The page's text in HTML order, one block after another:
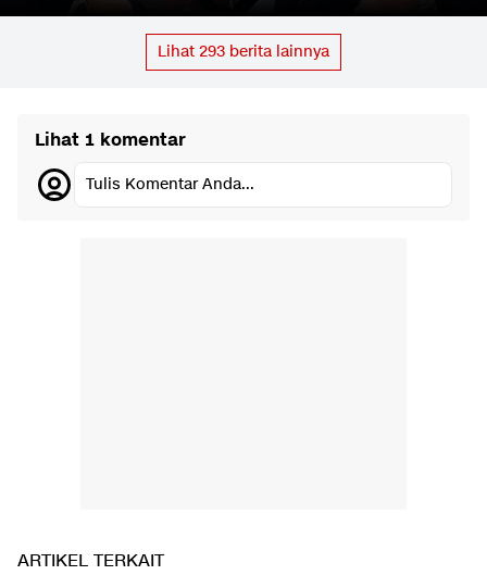
Lihat 293 berita lainnya
Lihat 1 komentar
Tulis Komentar Anda...
ARTIKEL TERKAIT